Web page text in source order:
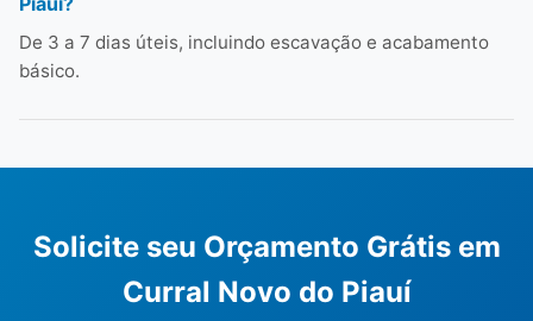
De 3 a 7 dias úteis, incluindo escavação e acabamento
básico.
Solicite seu Orçamento Grátis em
Curral Novo do Piauí